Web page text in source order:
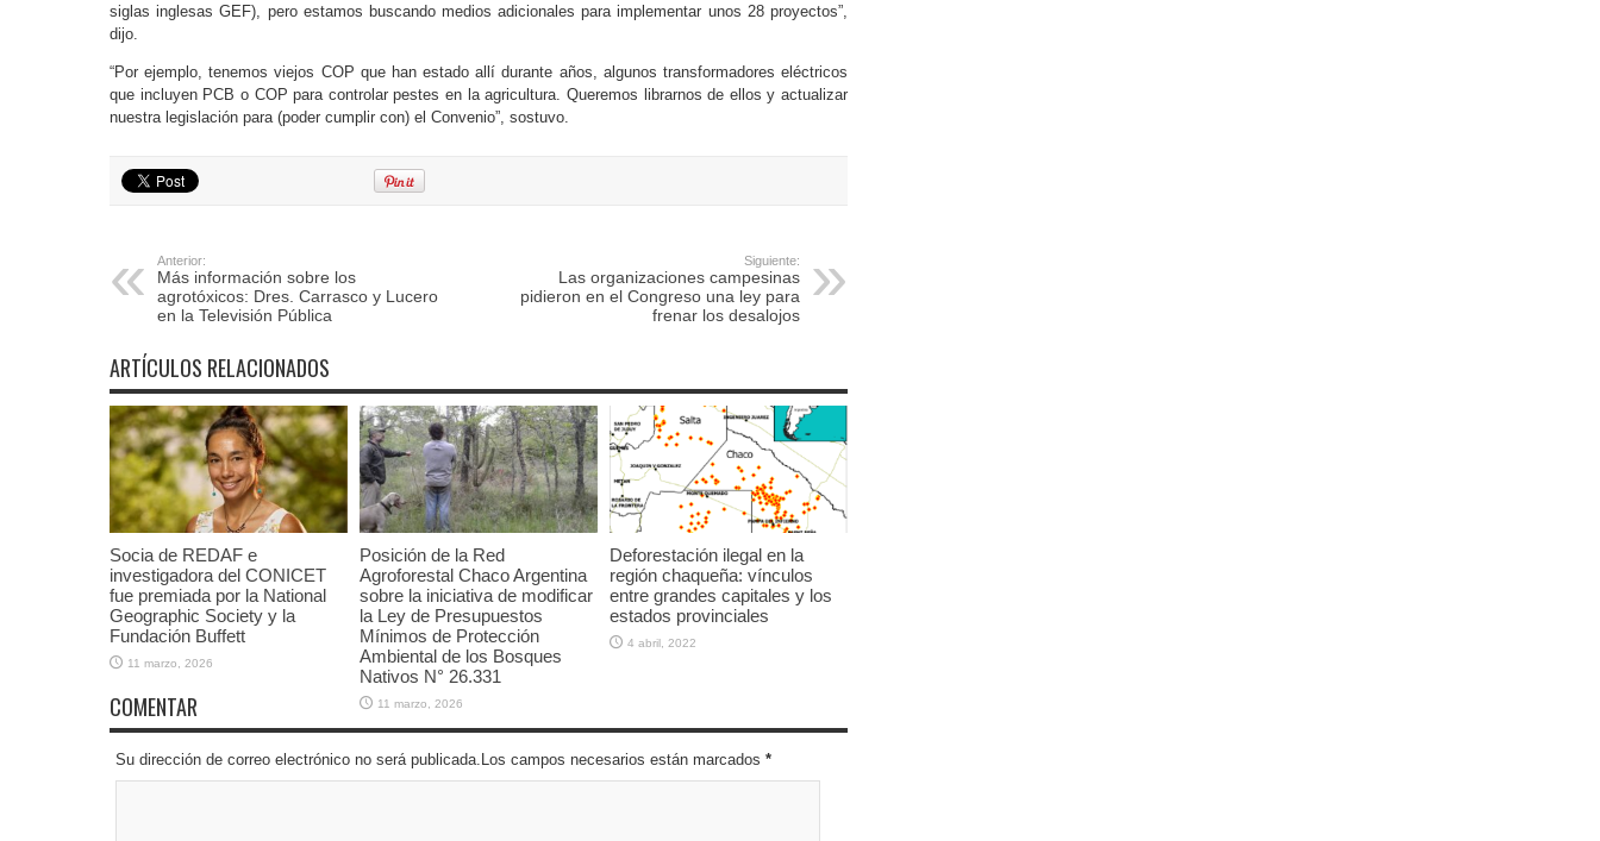
siglas inglesas GEF), pero estamos buscando medios adicionales para implementar unos 28 proyectos”,
dijo.
“Por ejemplo, tenemos viejos COP que han estado allí durante años, algunos transformadores eléctricos
que incluyen PCB o COP para controlar pestes en la agricultura. Queremos librarnos de ellos y actualizar
nuestra legislación para (poder cumplir con) el Convenio”, sostuvo.
Anterior:
Más información sobre los
agrotóxicos: Dres. Carrasco y Lucero
en la Televisión Pública
Siguiente:
Las organizaciones campesinas
pidieron en el Congreso una ley para
frenar los desalojos
ARTÍCULOS RELACIONADOS
Socia de REDAF e
investigadora del CONICET
fue premiada por la National
Geographic Society y la
Fundación Buffett
11 marzo, 2026
Posición de la Red
Agroforestal Chaco Argentina
sobre la iniciativa de modificar
la Ley de Presupuestos
Mínimos de Protección
Ambiental de los Bosques
Nativos N° 26.331
11 marzo, 2026
Deforestación ilegal en la
región chaqueña: vínculos
entre grandes capitales y los
estados provinciales
4 abril, 2022
COMENTAR
Su dirección de correo electrónico no será publicada.Los campos necesarios están marcados *